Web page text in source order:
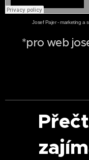
Josef Pajer - marketing a
*pro web